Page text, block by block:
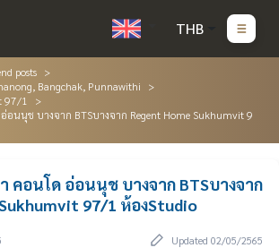
THB
posts
Bangchak, Punnawithi
97/1
นนุช บางจาก BTSบางจาก Regent Home Sukhumvit 9
คอนโด อ่อนนุช บางจาก BTSบางจาก
97/1 ห้องStudio
Updated 02/05/2565